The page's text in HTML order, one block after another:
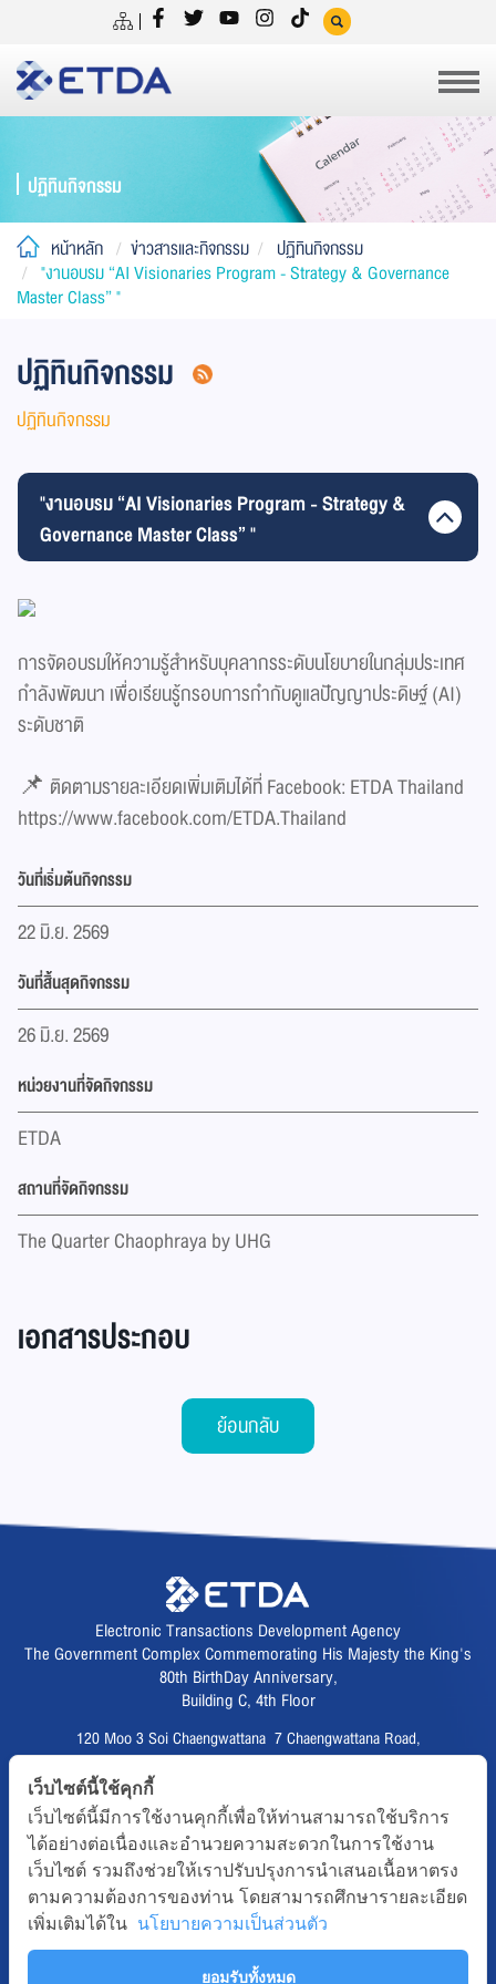
ปฏิทินกิจกรรม
หน้าหลัก ข่าวสารและกิจกรรม
ปฏิทินกิจกรรม
"งานอบรม “AI Visionaries Program - Strategy & Governance
Master Class” "
ปฏิทินกิจกรรม
ปฏิทินกิจกรรม
"งานอบรม “AI Visionaries Program - Strategy &
Governance Master Class” "
การจัดอบรมให้ความรู้สำหรับบุคลากรระดับนโยบายในกลุ่มประเทศ
กำลังพัฒนา เพื่อเรียนรู้กรอบการกำกับดูแลปัญญาประดิษฐ์ (AI)
ระดับชาติ
📌 ติดตามรายละเอียดเพิ่มเติมได้ที่ Facebook: ETDA Thailand
https://www.facebook.com/ETDA.Thailand
วันที่เริ่มต้นกิจกรรม
22 มิ.ย. 2569
วันที่สิ้นสุดกิจกรรม
26 มิ.ย. 2569
หน่วยงานที่จัดกิจกรรม
ETDA
สถานที่จัดกิจกรรม
The Quarter Chaophraya by UHG
เอกสารประกอบ
ย้อนกลับ
Electronic Transactions Development Agency
The Government Complex Commemorating His Majesty the King's
80th BirthDay Anniversary,
Building C, 4th Floor
120 Moo 3 Soi Chaengwattana 7 Chaengwattana Road,
Fax :02 123 1200
CALL CENTER :02 123 1234
email :info@etda.or.th
Follows
เว็บไซต์นี้ใช้คุกกี้
เว็บไซต์นี้มีการใช้งานคุกกี้เพื่อให้ท่านสามารถใช้บริการ
ได้อย่างต่อเนื่องและอำนวยความสะดวกในการใช้งาน
เว็บไซต์ รวมถึงช่วยให้เราปรับปรุงการนำเสนอเนื้อหาตรง
ตามความต้องการของท่าน โดยสามารถศึกษารายละเอียด
เพิ่มเติมได้ใน นโยบายความเป็นส่วนตัว
ยอมรับทั้งหมด